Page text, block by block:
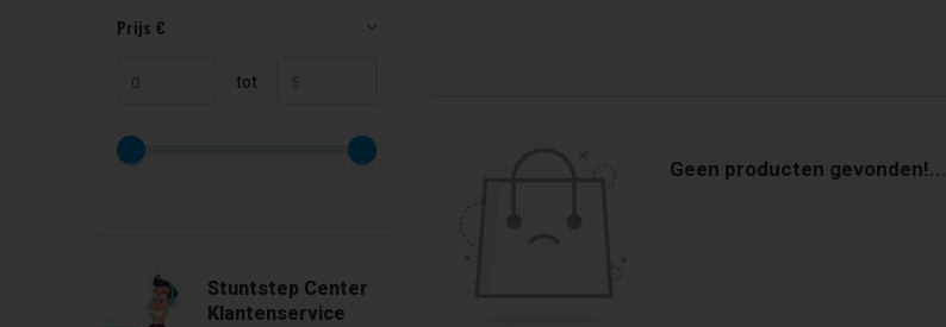
Geen producten gevonden!...
Prijs €
tot
Stuntstep Center
Klantenservice